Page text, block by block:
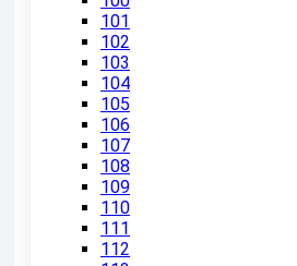
101
102
103
104
105
106
107
108
109
110
111
112